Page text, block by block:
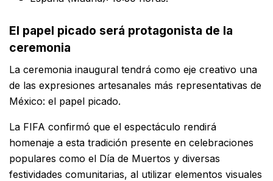
El papel picado será protagonista de la
ceremonia
La ceremonia inaugural tendrá como eje creativo una
de las expresiones artesanales más representativas de
México: el papel picado.
La FIFA confirmó que el espectáculo rendirá
homenaje a esta tradición presente en celebraciones
populares como el Día de Muertos y diversas
festividades comunitarias, al utilizar elementos visuales